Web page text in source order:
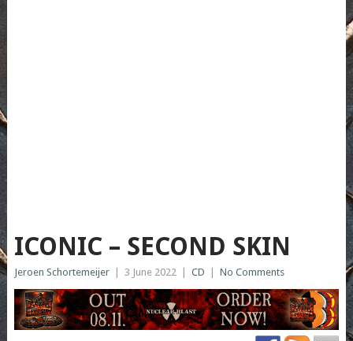
ICONIC – SECOND SKIN
Jeroen Schortemeijer 3 June 2022 CD No Comments